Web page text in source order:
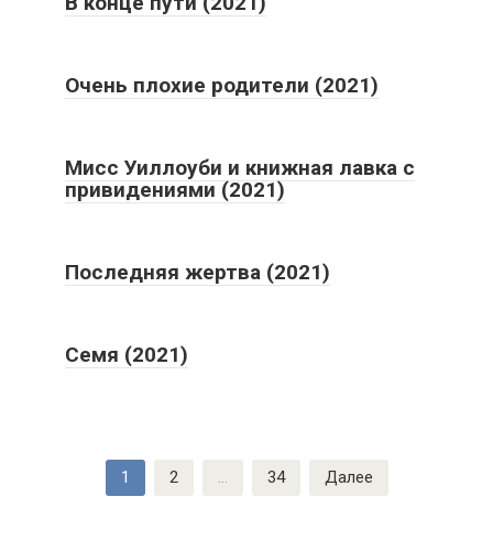
Очень плохие родители (2021)
Мисс Уиллоуби и книжная лавка с
привидениями (2021)
Последняя жертва (2021)
Семя (2021)
1 2 … 34 Далее